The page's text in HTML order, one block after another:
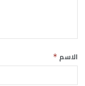
الاسم *